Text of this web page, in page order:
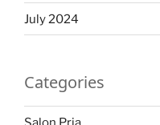
July 2024
Categories